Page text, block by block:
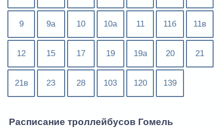
9 9а 10 10а 11 11б 11в
12 15 17 19 19а 20 21
21в 23 28 103 120 139
Расписание троллейбусов Гомель